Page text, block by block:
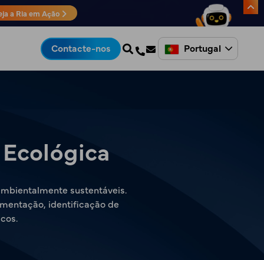
a Ria em Ação
Contacte-nos Portugal
sustentáveis.
identificação de